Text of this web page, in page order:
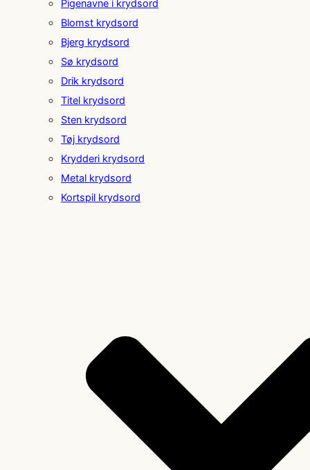
Pigenavne i krydsord
Blomst krydsord
Bjerg krydsord
Sø krydsord
Drik krydsord
Titel krydsord
Sten krydsord
Tøj krydsord
Krydderi krydsord
Metal krydsord
Kortspil krydsord